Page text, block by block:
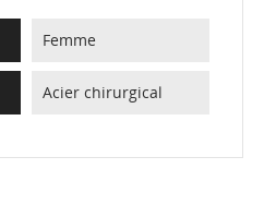
Femme
Acier chirurgical